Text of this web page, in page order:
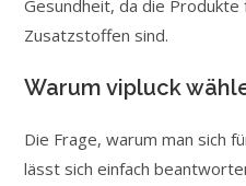
Gesundheit, da die Produkte
Zusatzstoffen sind.
Warum vipluck
Die Frage, warum man sich
lässt sich einfach